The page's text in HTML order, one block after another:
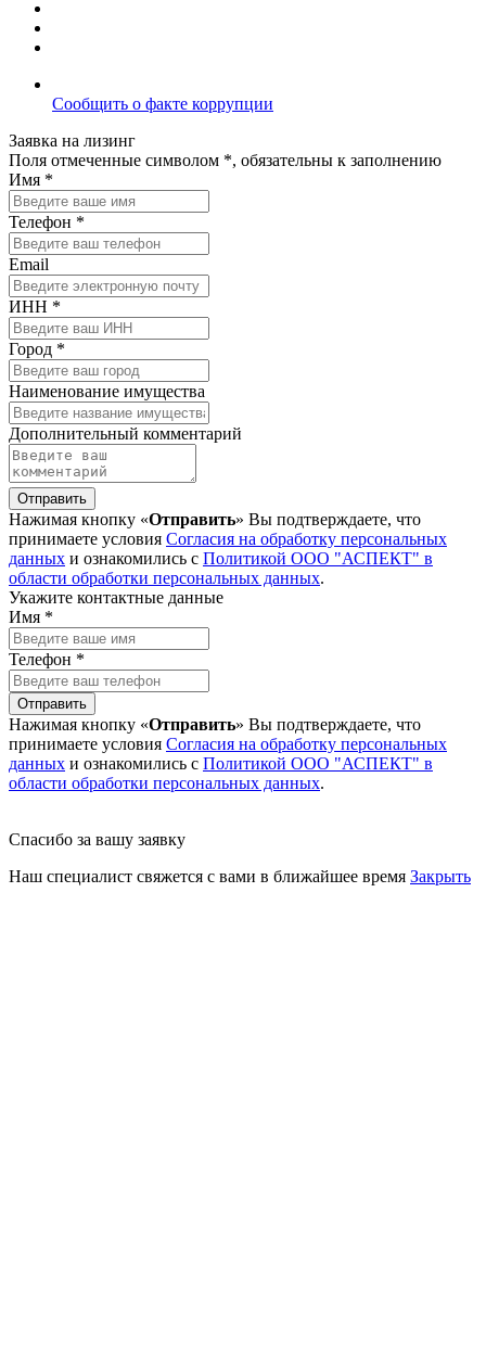
Сообщить о факте коррупции
Заявка на лизинг
Поля отмеченные символом *, обязательны к заполнению
Имя *
Телефон *
Email
ИНН *
Город *
Наименование имущества
Дополнительный комментарий
Отправить
Нажимая кнопку «Отправить» Вы подтверждаете, что
принимаете условия Согласия на обработку персональных
данных и ознакомились с Политикой ООО "АСПЕКТ" в
области обработки персональных данных.
Укажите контактные данные
Имя *
Телефон *
Отправить
Нажимая кнопку «Отправить» Вы подтверждаете, что
принимаете условия Согласия на обработку персональных
данных и ознакомились с Политикой ООО "АСПЕКТ" в
области обработки персональных данных.
Спасибо за вашу заявку
Наш специалист свяжется с вами в ближайшее время Закрыть